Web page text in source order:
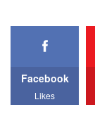
We appeal to
All you have to
Эмоционально
Facebook
Likes